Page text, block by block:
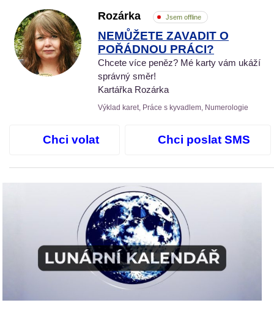
Rozárka Jsem offline
NEMŮŽETE ZAVADIT O
POŘÁDNOU PRÁCI?
Chcete více peněz? Mé karty vám ukáží
správný směr!
Kartářka Rozárka
Výklad karet, Práce s kyvadlem, Numerologie
Chci volat Chci poslat SMS